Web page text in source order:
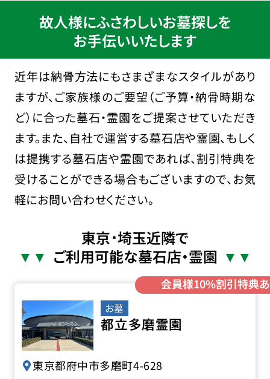
故人様にふさわしいお墓探しを
お手伝いいたします
近年は納骨方法にもさまざまなスタイルがあり
ますが、ご家族様のご要望（ご予算・納骨時期な
ど）に合った墓石・霊園をご提案させていただき
ます。また、自社で運営する墓石店や霊園、もしく
は提携する墓石店や霊園であれば、割引特典を
受けることができる場合もございますので、お気
軽にお問い合わせください。
東京･埼玉近隣で
ご利用可能な墓石店・霊園
お墓
会員様10%割引特典
都立多磨霊園
東京都府中市多磨町4-628